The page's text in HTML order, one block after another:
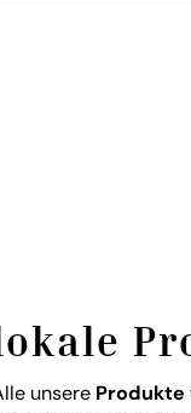
unsere Produkte